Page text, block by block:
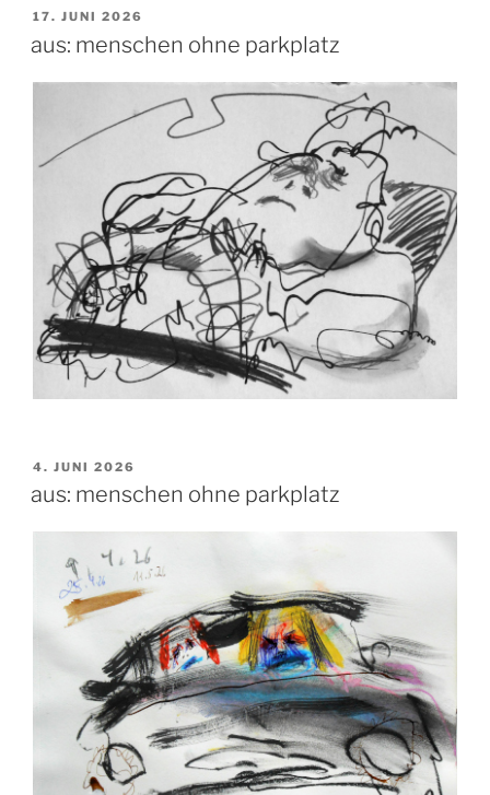
VERÖFFENTLICHT
17. JUNI 2026
aus: menschen ohne parkplatz
VERÖFFENTLICHT
4. JUNI 2026
aus: menschen ohne parkplatz